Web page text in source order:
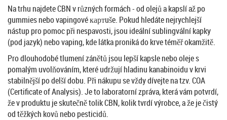
Na trhu najdete CBN v různých formách - od olejů a kapslí až po
gummies nebo vapingové картuše. Pokud hledáte nejrychlejší
nástup pro pomoc při nespavosti, jsou ideální sublingvální kapky
(pod jazyk) nebo vaping, kde látka proniká do krve téměř okamžitě.
Pro dlouhodobé tlumení zánětů jsou lepší kapsle nebo oleje s
pomalým uvolňováním, které udržují hladinu kanabinoidu v krvi
stabilnější po delší dobu. Při nákupu se vždy dívejte na tzv. COA
(Certificate of Analysis). Je to laboratorní zpráva, která vám potvrdí,
že v produktu je skutečně tolik CBN, kolik tvrdí výrobce, a že je čistý
od těžkých kovů nebo pesticidů.